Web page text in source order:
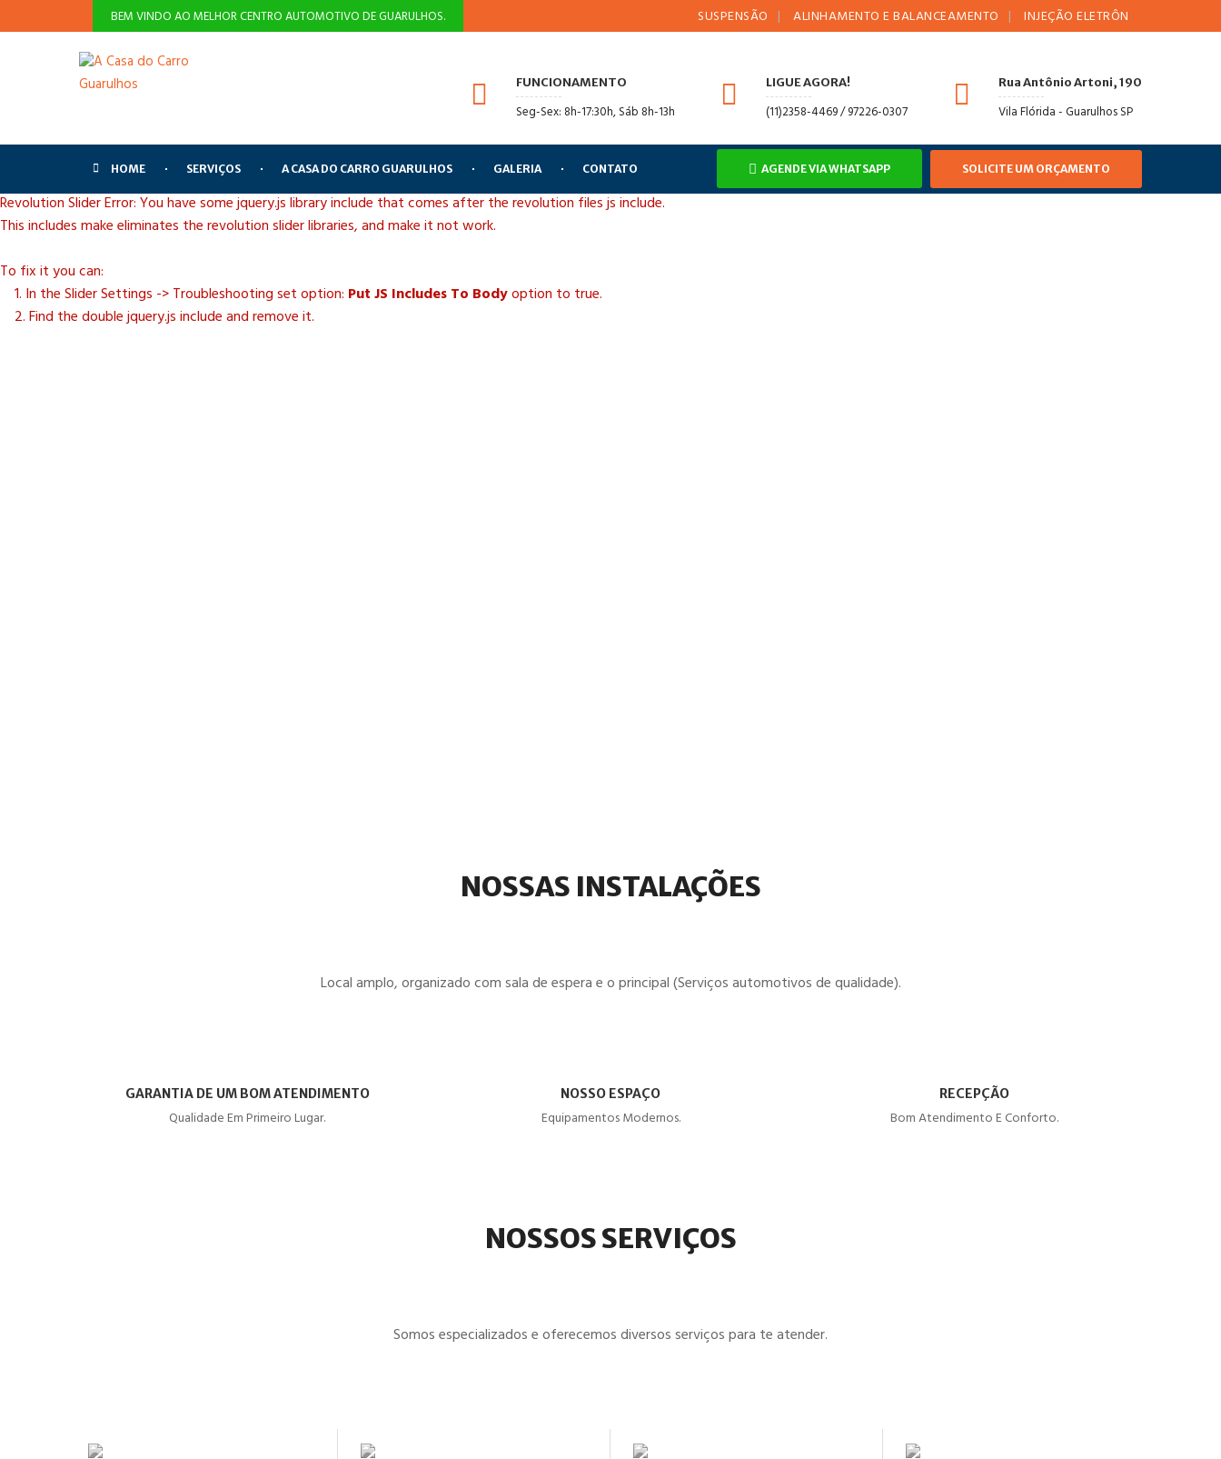
BEM VINDO AO MELHOR CENTRO AUTOMOTIVO DE GUARULHOS. SUSPENSÃO ALINHAMENTO E BALANCEAMENTO INJEÇÃO ELETRÔNICA
FUNCIONAMENTO
Seg-Sex: 8h-17:30h, Sáb 8h-13h
LIGUE AGORA!
(11)2358-4469 / 97226-0307
Rua Antônio Artoni, 190
Vila Flórida - Guarulhos SP
HOME SERVIÇOS A CASA DO CARRO GUARULHOS GALERIA CONTATO AGENDE VIA WHATSAPP SOLICITE UM ORÇAMENTO
Revolution Slider Error: You have some jquery.js library include that comes after the revolution files js include.
This includes make eliminates the revolution slider libraries, and make it not work.
To fix it you can:
1. In the Slider Settings -> Troubleshooting set option: Put JS Includes To Bodyoption to true.
2. Find the double jquery.js include and remove it.
NOSSAS INSTALAÇÕES
Local amplo, organizado com sala de espera e o principal (Serviços automotivos de qualidade).
GARANTIA DE UM BOM ATENDIMENTO
Qualidade Em Primeiro Lugar.
NOSSO ESPAÇO
Equipamentos Modernos.
RECEPÇÃO
Bom Atendimento E Conforto.
NOSSOS SERVIÇOS
Somos especializados e oferecemos diversos serviços para te atender.